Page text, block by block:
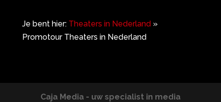
Je bent hier: Theaters in Nederland»
Promotour Theaters in Nederland
Caja Media - uw specialist in media